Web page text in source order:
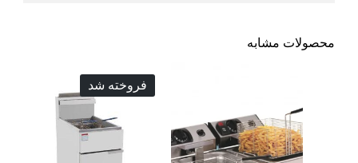
محصولات مشابه
فروخته شد